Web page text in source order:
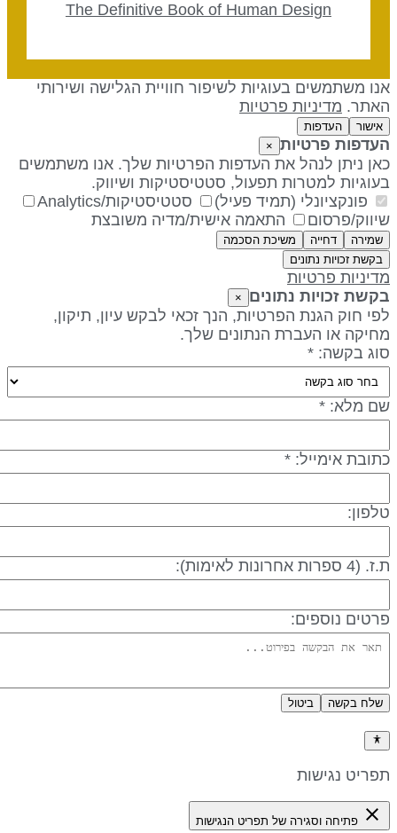
The Definitive Book of Human Design
משתמשים בעוגיות לשיפור חוויית הגלישה ושירותי
מדיניות פרטיות
אישור העדפות
פרטיות ×
ניתן לנהל את העדפות הפרטיות שלך. אנו משתמשים
למטרות תפעול, סטטיסטיקות ושיווק.
פונקציונלי (תמיד פעיל)
סטטיסטיקות/Analytics
פרסום
התאמה אישית/מדיה משובצת
שמירה דחייה
משיכת הסכמה
בקשת זכויות נתונים
פרטיות
זכויות נתונים
חוק הגנת הפרטיות, הנך זכאי לבקש עיון, תיקון,
או העברת הנתונים שלך.
בקשה: *
מלא: *
אימייל: *
ספרות אחרונות לאימות):
נוספים:
שלח בקשה ביטול
נגישות
close פתיחה וסגירה של תפריט הנגישות